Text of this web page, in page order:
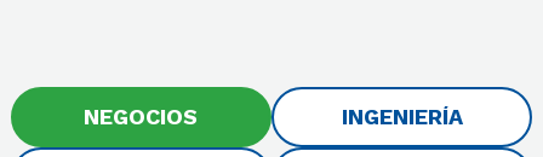
NEGOCIOS
INGENIERÍA